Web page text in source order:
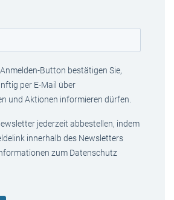
Button bestätigen Sie,
per E-Mail über
und Aktionen informieren dürfen.
jederzeit abbestellen, indem
innerhalb des Newsletters
zum Datenschutz